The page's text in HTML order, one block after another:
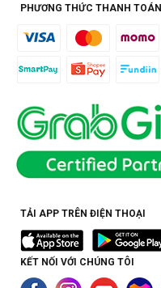
PHƯƠNG THỨC THANH TOÁN
TẢI APP TRÊN ĐIỆN THOẠI
KẾT NỐI VỚI CHÚNG TÔI